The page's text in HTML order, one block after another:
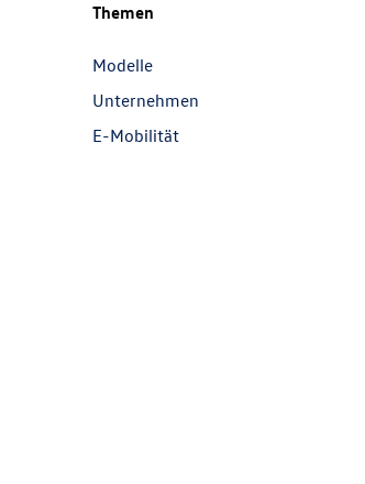
Themen
Modelle
Unternehmen
E-Mobilität